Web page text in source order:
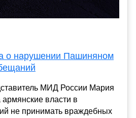
о нарушении Пашиняном
МИД России Мария
власти в
не принимать враждебных